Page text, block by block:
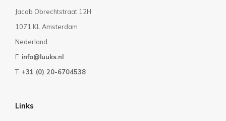
Jacob Obrechtstraat 12H
1071 KL Amsterdam
Nederland
E: info@luuks.nl
T: +31 (0) 20-6704538
Links